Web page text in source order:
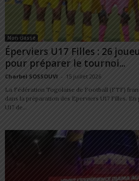
Non classé
Éperviers U17 Filles : 26
pour préparer le tournoi...
Charbel SOSSOUVI - 15 juillet 2026
La Fédération Togolaise de Football (FTF)
dans la préparation des Eperviers U17 Filles.
U17 de...